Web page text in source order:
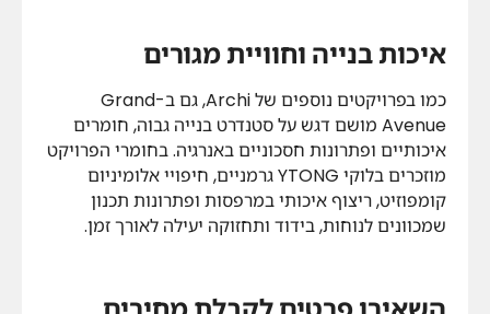
איכות בנייה וחוויית מגורים
כמו בפרויקטים נוספים של Archi, גם ב-Grand
Avenue מושם דגש על סטנדרט בנייה גבוה, חומרים
איכותיים ופתרונות חסכוניים באנרגיה. בחומרי הפרויקט
מוזכרים בלוקי YTONG גרמניים, חיפויי אלומיניום
קומפוזיט, ריצוף איכותי במרפסות ופתרונות תכנון
שמכוונים לנוחות, בידוד ותחזוקה יעילה לאורך זמן.